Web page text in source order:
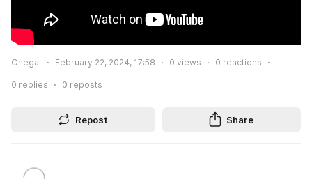
Onegai February 22, 2024, 17:58 0 views 0 reactions
0 replies 0 reposts
Repost Share